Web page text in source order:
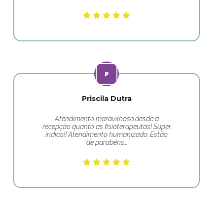
Priscila Dutra
Atendimento maravilhoso,desde a
recepção quanto as fisioterapeutas! Super
indico!! Atendimento humanizado. Estão
de parabéns…